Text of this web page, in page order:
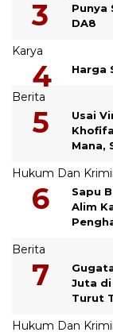
Punya
DA8
Karya
Harga
Berita
Usai
Mana,
Hukum Dan
Sapu
Alim
Berita
Juta di
Turut
Hukum Dan